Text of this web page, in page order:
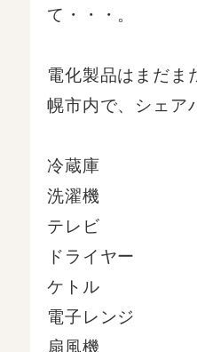
て・・・。
電化製品はまだま
幌市内で、シェア
冷蔵庫
洗濯機
テレビ
ドライヤー
ケトル
電子レンジ
扇風機